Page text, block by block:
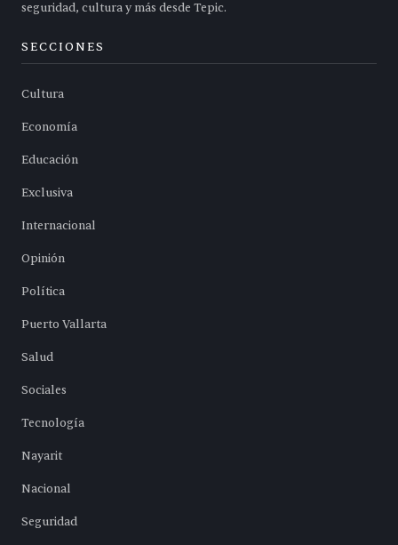
seguridad, cultura y más desde Tepic.
SECCIONES
Cultura
Economía
Educación
Exclusiva
Internacional
Opinión
Política
Puerto Vallarta
Salud
Sociales
Tecnología
Nayarit
Nacional
Seguridad